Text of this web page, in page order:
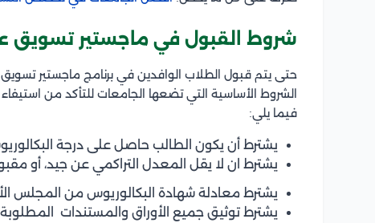
شروط القبول في ماجستير تسويق
حتى يتم قبول الطلاب الوافدين في برنامج ماجستير
الشروط الأساسية التي تضعها الجامعات للتأكد من
فيما يلي:
يشترط أن يكون الطالب حاصل على درجة
يشترط ان لا يقل المعدل التراكمي عن جيد، أو
يشترط معادلة شهادة البكالوريوس من المجلس
يشترط توثيق جميع الأوراق والمستندات